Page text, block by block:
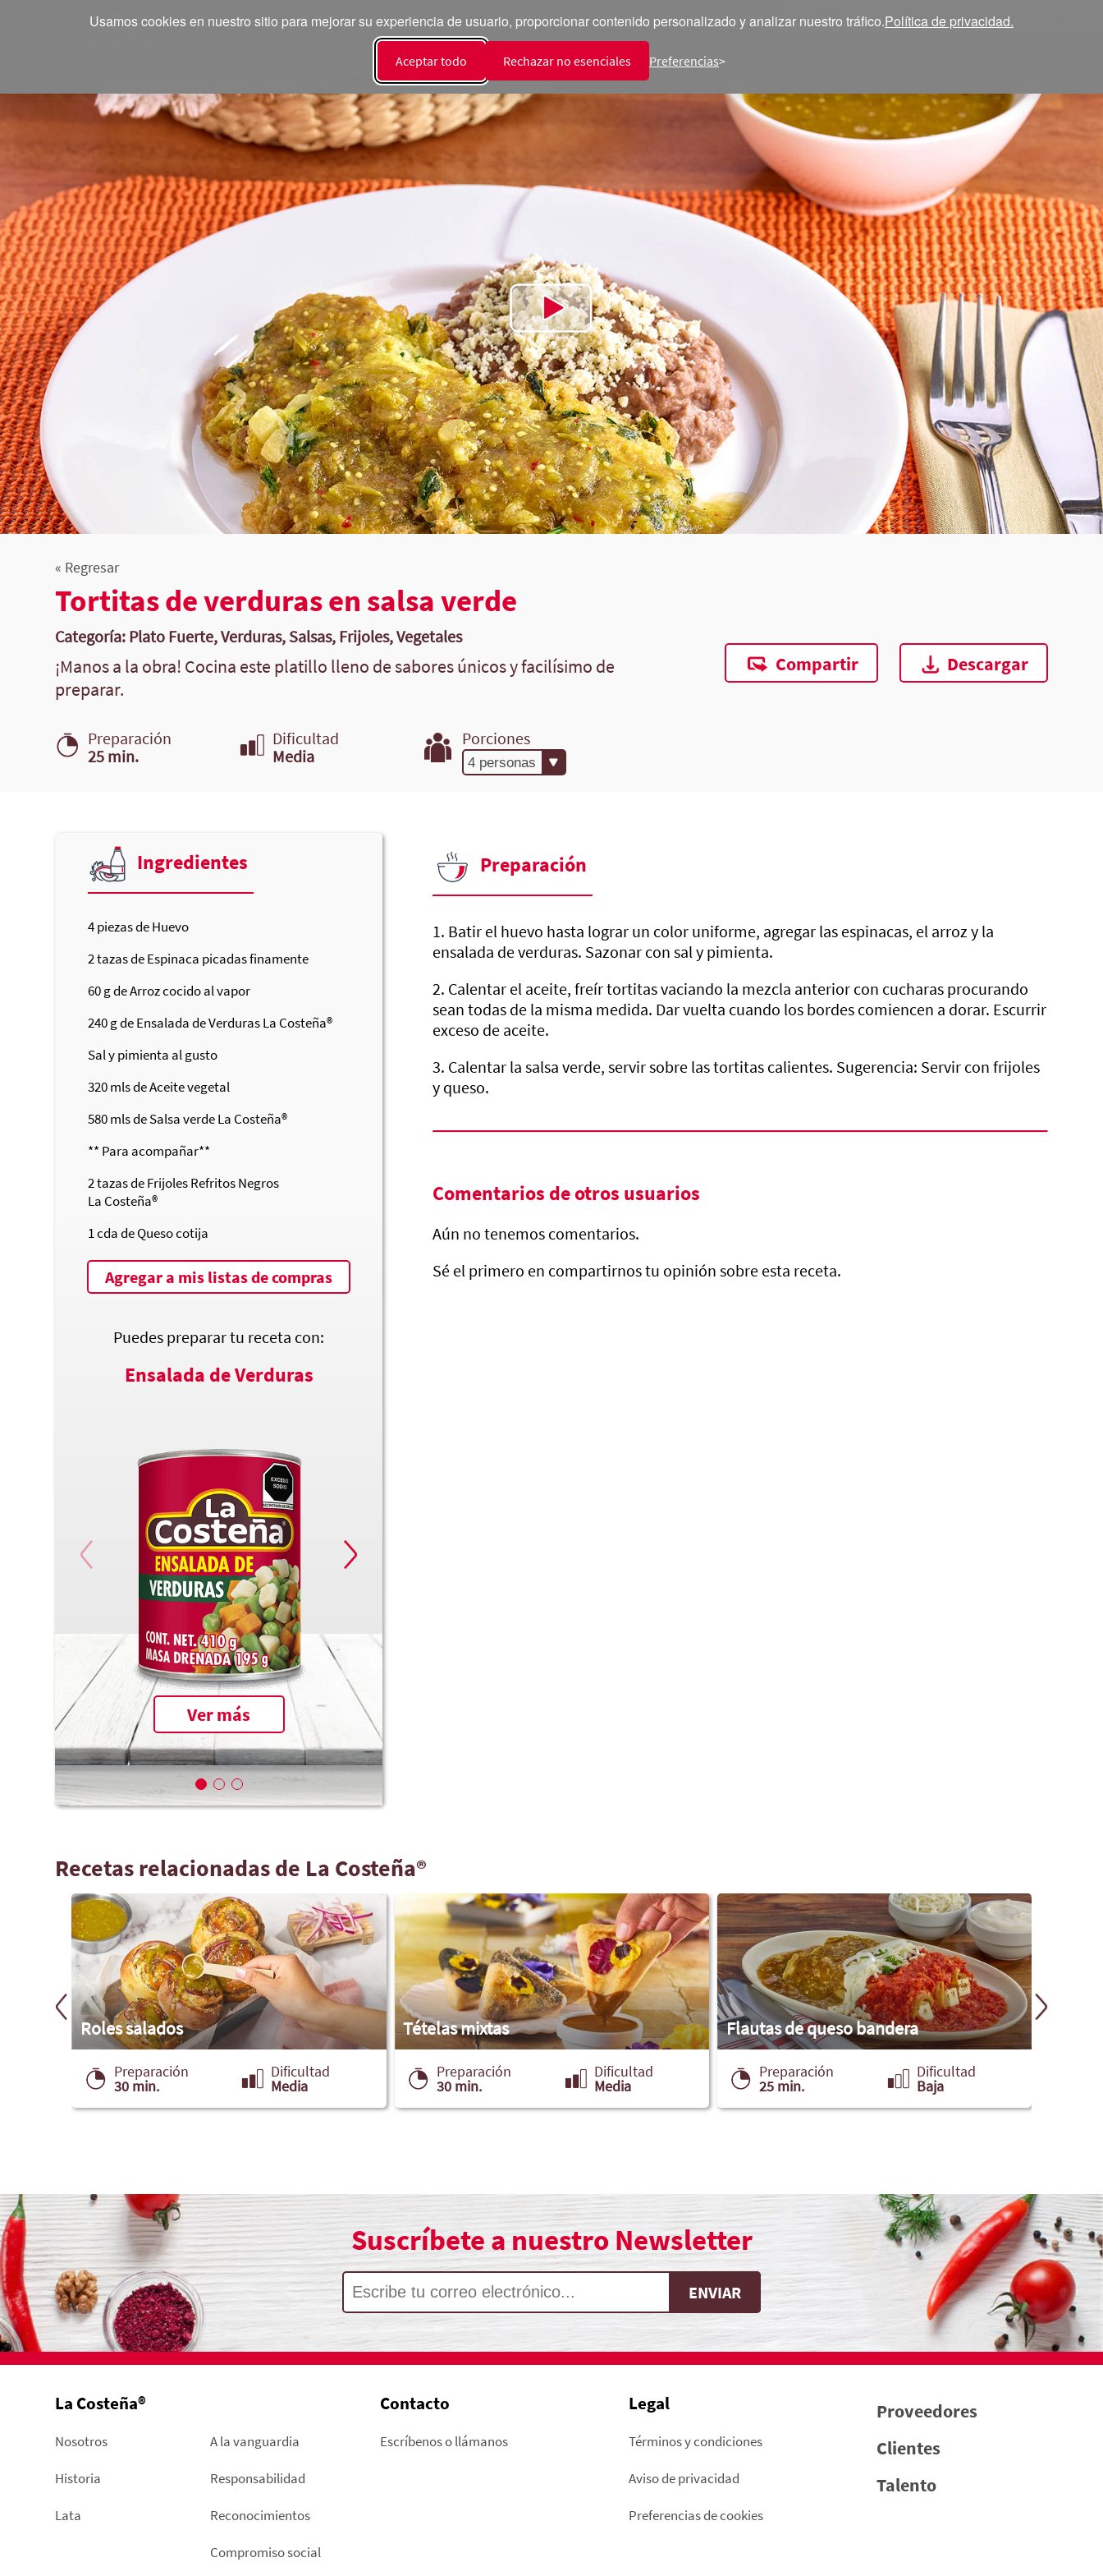
Usamos cookies en nuestro sitio para mejorar su experiencia de usuario, proporcionar contenido personalizado y analizar nuestro tráfico.Política de privacidad.
Aceptar todo Rechazar no esenciales Preferencias
ESP
Recetas Productos Talento Sala de Prensa Integridad y Ética
« Regresar
Tortitas de verduras en salsa verde
Categoría: Plato Fuerte, Verduras, Salsas, Frijoles, Vegetales
¡Manos a la obra! Cocina este platillo lleno de sabores únicos y facilísimo de
preparar.
Preparación
25 min.
Dificultad
Media
Porciones
Compartir Descargar
Ingredientes
4piezas de Huevo
2tazas de Espinaca picadas finamente
60g de Arroz cocido al vapor
240g de Ensalada de VerdurasLa Costeña®
Sal y pimienta al gusto
320mls de Aceite vegetal
580mls de Salsa verdeLa Costeña®
** Para acompañar**
2tazas de Frijoles Refritos Negros
La Costeña®
1cda de Queso cotija
Agregar a mis listas de compras
Puedes preparar tu receta con:
Ensalada de Verduras
Ver más
Preparación
1. Batir el huevo hasta lograr un color uniforme, agregar las espinacas, el arroz y la
ensalada de verduras. Sazonar con sal y pimienta.
2. Calentar el aceite, freír tortitas vaciando la mezcla anterior con cucharas procurando
sean todas de la misma medida. Dar vuelta cuando los bordes comiencen a dorar. Escurrir
exceso de aceite.
3. Calentar la salsa verde, servir sobre las tortitas calientes. Sugerencia: Servir con frijoles
y queso.
Comentarios de otros usuarios
Aún no tenemos comentarios.
Sé el primero en compartirnos tu opinión sobre esta receta.
Recetas relacionadas de La Costeña®
Roles salados
Preparación
30 min.
Dificultad
Media
Tételas mixtas
Preparación
30 min.
Dificultad
Media
Flautas de queso bandera
Preparación
25 min.
Dificultad
Baja
Suscríbete a nuestro Newsletter
La Costeña®
Nosotros
Historia
Lata
A la vanguardia
Responsabilidad
Reconocimientos
Compromiso social
Contacto
Escríbenos o llámanos
Legal
Términos y condiciones
Aviso de privacidad
Preferencias de cookies
Proveedores
Clientes
Talento